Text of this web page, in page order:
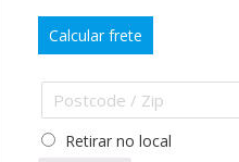
Calcular frete
Retirar no local